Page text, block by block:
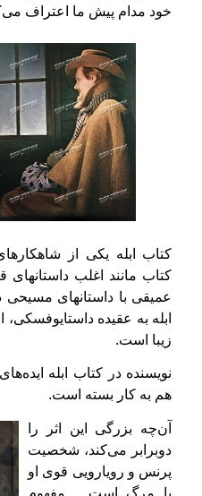
خود مدام پیش ما اعتراف
کتاب ابله یکی از
عمیقی با داستانهای
ابله به عقیده
زیبا است.
نویسنده در کتاب ابله
هم به کار بسته است.
آن‌چه بزرگی این اثر را
دوبرابر می‌کند، شخصیت
پرنس و رویارویی قوی او
با مرگ است… مفهوم